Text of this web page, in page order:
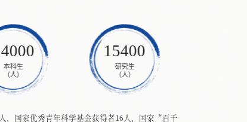
本科生
（人）
15400
研究生
（人）
，国家优秀青年科学基金获得者16人，国家“百千